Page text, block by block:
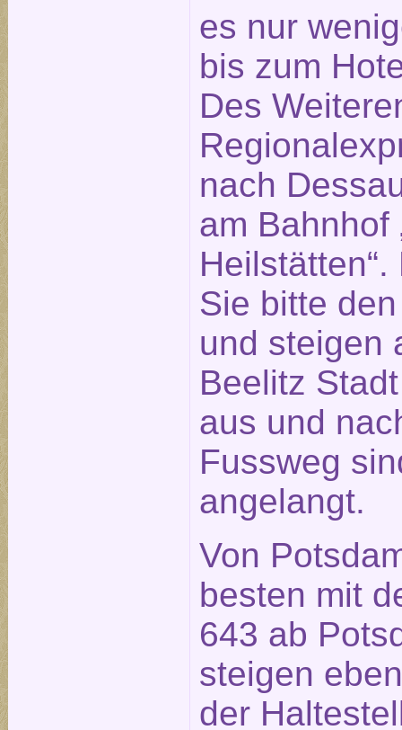
es nur
bis zum
Des
nach
am Bahnhof
Sie bitte
und steigen
Beelitz
aus und
Fussweg
angelangt.
Von
besten mit
643 ab
steigen
der